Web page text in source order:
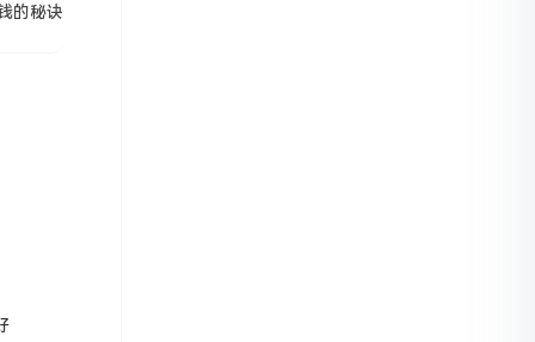
的秘诀